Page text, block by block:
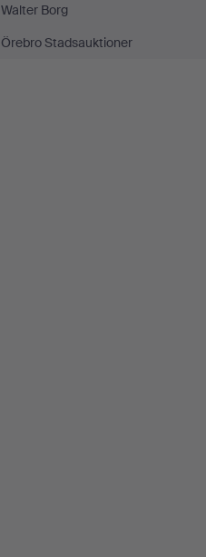
Walter Borg
Örebro Stadsauktioner